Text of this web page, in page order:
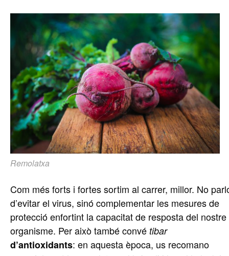
Remolatxa
Com més forts i fortes sortim al carrer, millor. No
d’evitar el virus, sinó complementar les mesures de
protecció enfortint la capacitat de resposta del nostre
organisme. Per això també convé tibar
d’antioxidants: en aquesta època, us recomano